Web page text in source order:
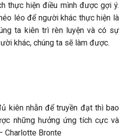
thực hiện điều mình được gợi ý.
léo để người khác thực hiện là
ta kiên trì rèn luyện và có sự
khác, chúng ta sẽ làm được.
kiên nhẫn để truyền đạt thì bao
những hưởng ứng tích cực và
Charlotte Bronte